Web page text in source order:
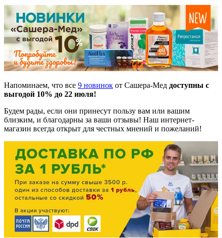
Напоминаем, что все 9 новинок от Сашера-Мед доступны с
выгодой 10% до 22 июля!
Будем рады, если они принесут пользу вам или вашим
близким, и благодарны за ваши отзывы! Наш интернет-
магазин всегда открыт для честных мнений и пожеланий!